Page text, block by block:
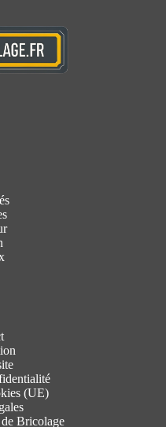
(UE)
Bricolage